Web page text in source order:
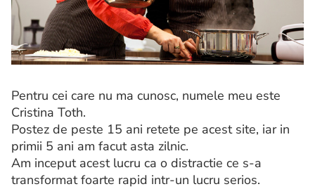
Pentru cei care nu ma cunosc, numele meu este
Cristina Toth.
Postez de peste 15 ani retete pe acest site, iar in
primii 5 ani am facut asta zilnic.
Am inceput acest lucru ca o distractie ce s-a
transformat foarte rapid intr-un lucru serios.